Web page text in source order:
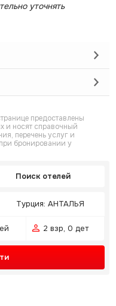
уточнять
предоставлены
и носят справочный
перечень услуг и
бронировании у
Поиск отелей
Турция: АНТАЛЬЯ
2 взр, 0 дет